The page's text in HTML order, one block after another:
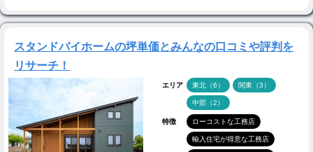
スタンドバイホームの坪単価とみんなの口コミや評判を
リサーチ！
エリア 東北（6） 関東（3）
中部（2）
特徴 ローコストな工務店
輸入住宅が得意な工務店